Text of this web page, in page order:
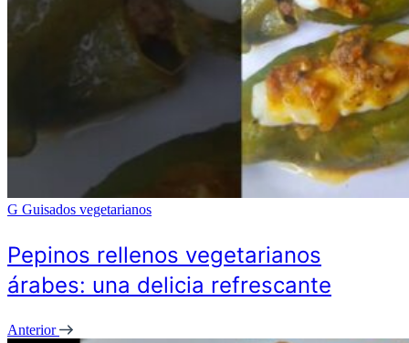
G Guisados vegetarianos
Pepinos rellenos vegetarianos
árabes: una delicia refrescante
Anterior